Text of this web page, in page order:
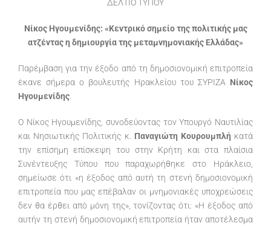
ΔΕΛΤΙΟ ΤΥΠΟΥ
Νίκος Ηγουμενίδης: «Κεντρικό σημείο της πολιτικής μας
ατζέντας η δημιουργία της μεταμνημονιακής Ελλάδας»
Παρέμβαση για την έξοδο από τη δημοσιονομική επιτροπεία
έκανε σήμερα ο βουλευτής Ηρακλείου του ΣΥΡΙΖΑ Νίκος
Ηγουμενίδης.
Ο Νίκος Ηγουμενίδης, συνοδεύοντας τον Υπουργό Ναυτιλίας
και Νησιωτικής Πολιτικής κ. Παναγιώτη Κουρουμπλή κατά
την επίσημη επίσκεψη του στην Κρήτη και στα πλαίσια
Συνέντευξης Τύπου που παραχωρήθηκε στο Ηράκλειο,
σημείωσε ότι «η έξοδος από αυτή τη στενή δημοσιονομική
επιτροπεία που μας επέβαλαν οι μνημονιακές υποχρεώσεις
δεν θα έρθει από μόνη της», τονίζοντας ότι: «Η έξοδος από
αυτήν τη στενή δημοσιονομική επιτροπεία ήταν αποτέλεσμα